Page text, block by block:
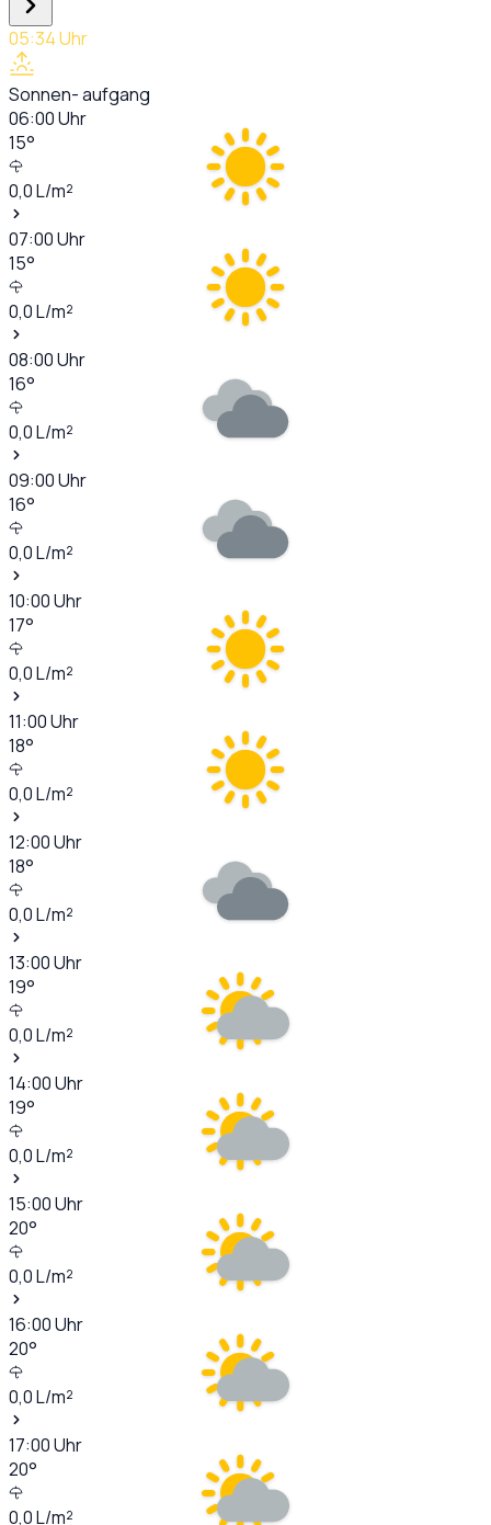
05:34Uhr
Sonnen- aufgang
06:00Uhr
15°
0,0L/m²
07:00Uhr
15°
0,0L/m²
08:00Uhr
16°
0,0L/m²
09:00Uhr
16°
0,0L/m²
10:00Uhr
17°
0,0L/m²
11:00Uhr
18°
0,0L/m²
12:00Uhr
18°
0,0L/m²
13:00Uhr
19°
0,0L/m²
14:00Uhr
19°
0,0L/m²
15:00Uhr
20°
0,0L/m²
16:00Uhr
20°
0,0L/m²
17:00Uhr
20°
0,0L/m²